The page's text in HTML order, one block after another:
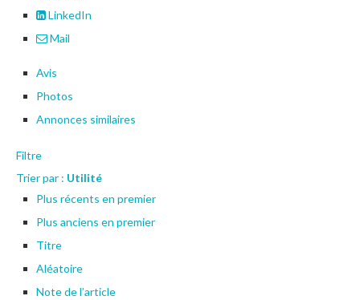
LinkedIn
Mail
Avis
Photos
Annonces similaires
Filtre
Trier par : Utilité
Plus récents en premier
Plus anciens en premier
Titre
Aléatoire
Note de l’article